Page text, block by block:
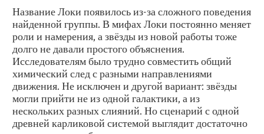
Название Локи появилось из-за сложного поведения
найденной группы. В мифах Локи постоянно меняет
роли и намерения, а звёзды из новой работы тоже
долго не давали простого объяснения.
Исследователям было трудно совместить общий
химический след с разными направлениями
движения. Не исключен и другой вариант: звёзды
могли прийти не из одной галактики, а из
нескольких разных слияний. Но сценарий с одной
древней карликовой системой выглядит достаточно